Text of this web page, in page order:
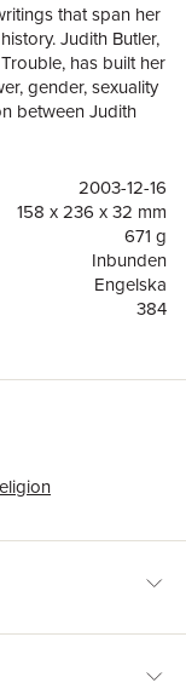
that span her
Judith Butler,
has built her
gender, sexuality
between Judith
that span Butler’s
an
in their
of contemporary
2003-12-16
158 x 236 x 32 mm
671 g
Inbunden
Engelska
384